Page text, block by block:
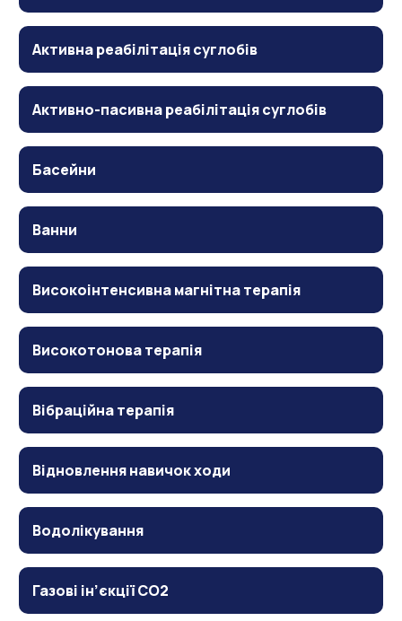
Активна реабілітація суглобів
Активно-пасивна реабілітація суглобів
Басейни
Ванни
Високоінтенсивна магнітна терапія
Високотонова терапія
Вібраційна терапія
Відновлення навичок ходи
Водолікування
Газові ін’єкції CO2